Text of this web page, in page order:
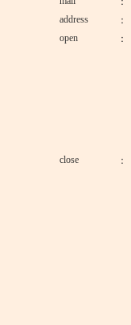
address
open
close